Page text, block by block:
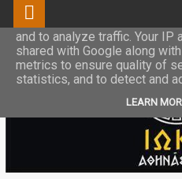
This site uses cookies from
and to analyze traffic. Your IP
shared with Google along
metrics to ensure quality of
statistics, and to detect and
LEARN